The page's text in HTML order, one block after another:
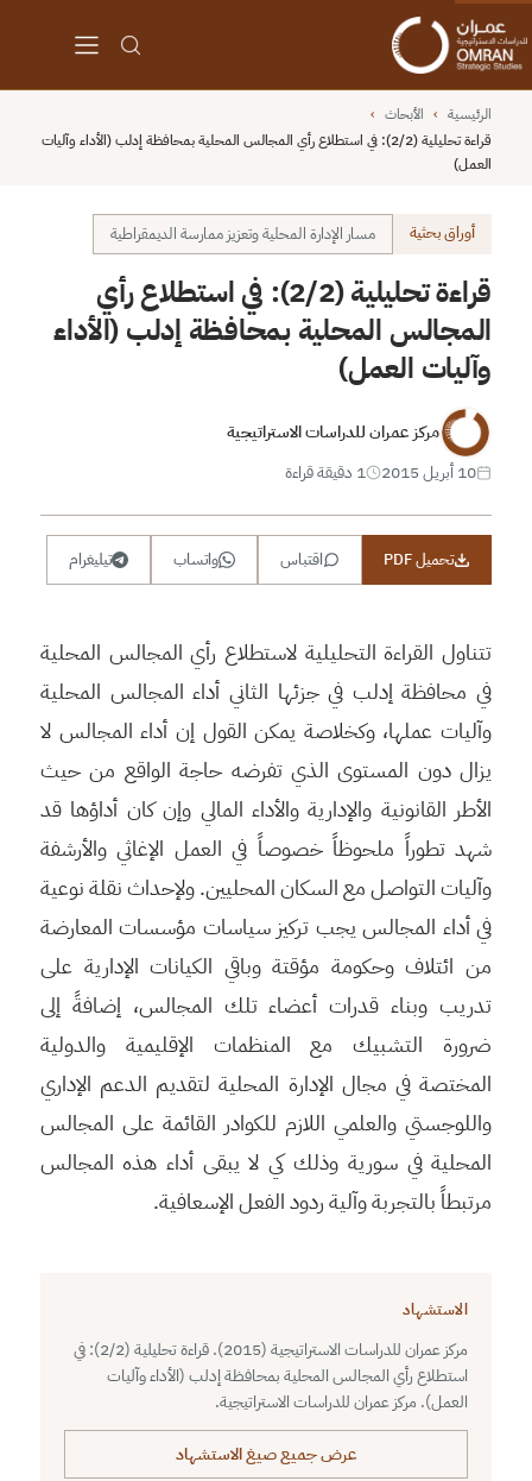
الرئيسية › الأبحاث ›
قراءة تحليلية (2/2): في استطلاع رأي المجالس المحلية بمحافظة إدلب (الأداء وآليات
العمل)
أوراق بحثية مسار الإدارة المحلية وتعزيز ممارسة الديمقراطية
قراءة تحليلية (2/2): في استطلاع رأي
المجالس المحلية بمحافظة إدلب (الأداء
وآليات العمل)
مركز عمران للدراسات الاستراتيجية
10 أبريل 2015
1 دقيقة قراءة
تحميل PDF اقتباس واتساب تيليغرام
تتناول القراءة التحليلية لاستطلاع رأي المجالس المحلية
في محافظة إدلب في جزئها الثاني أداء المجالس المحلية
وآليات عملها، وكخلاصة يمكن القول إن أداء المجالس لا
يزال دون المستوى الذي تفرضه حاجة الواقع من حيث
الأطر القانونية والإدارية والأداء المالي وإن كان أداؤها قد
شهد تطوراً ملحوظاً خصوصاً في العمل الإغاثي والأرشفة
وآليات التواصل مع السكان المحليين. ولإحداث نقلة نوعية
في أداء المجالس يجب تركيز سياسات مؤسسات المعارضة
من ائتلاف وحكومة مؤقتة وباقي الكيانات الإدارية على
تدريب وبناء قدرات أعضاء تلك المجالس، إضافةً إلى
ضرورة التشبيك مع المنظمات الإقليمية والدولية
المختصة في مجال الإدارة المحلية لتقديم الدعم الإداري
واللوجستي والعلمي اللازم للكوادر القائمة على المجالس
المحلية في سورية وذلك كي لا يبقى أداء هذه المجالس
مرتبطاً بالتجربة وآلية ردود الفعل الإسعافية.
الاستشهاد
مركز عمران للدراسات الاستراتيجية (2015). قراءة تحليلية (2/2): في
استطلاع رأي المجالس المحلية بمحافظة إدلب (الأداء وآليات
العمل). مركز عمران للدراسات الاستراتيجية.
عرض جميع صيغ الاستشهاد